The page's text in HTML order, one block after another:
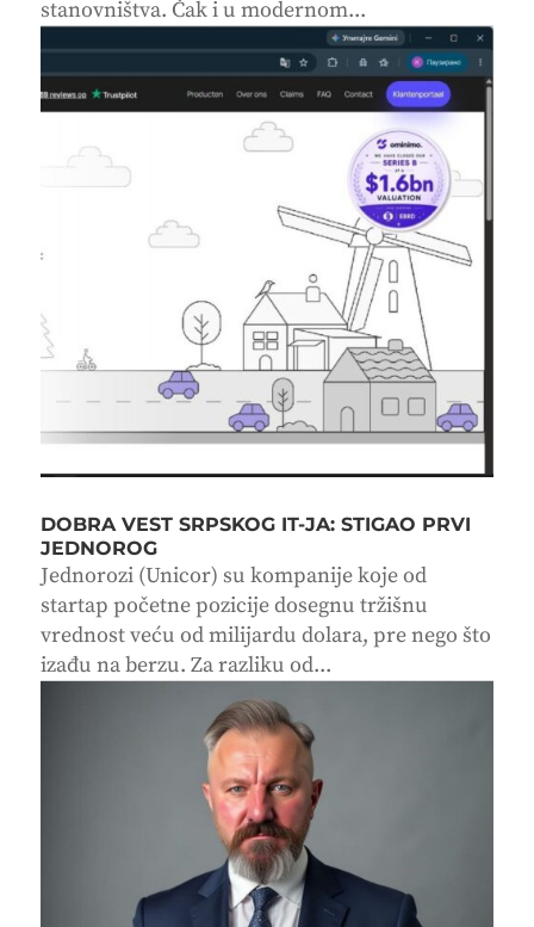
stanovništva. Čak i u modernom...
DOBRA VEST SRPSKOG IT-JA: STIGAO PRVI
JEDNOROG
Jednorozi (Unicor) su kompanije koje od
startap početne pozicije dosegnu tržišnu
vrednost veću od milijardu dolara, pre nego što
izađu na berzu. Za razliku od...